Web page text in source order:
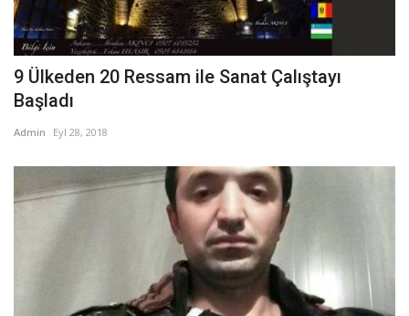
9 Ülkeden 20 Ressam ile Sanat Çalıştayı
Başladı
Admin Eyl 28, 2018